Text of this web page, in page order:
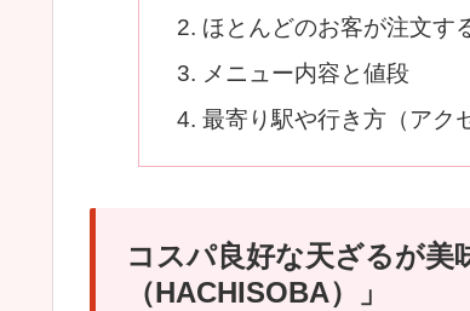
ほとんどのお客が注文す
メニュー内容と値段
最寄り駅や行き方（アク
コスパ良好な天ざるが美
（HACHISOBA）」